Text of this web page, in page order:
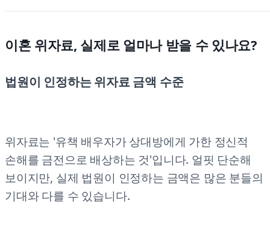
이혼 위자료, 실제로 얼마나 받을 수 있나요?
법원이 인정하는 위자료 금액 수준
위자료는 '유책 배우자가 상대방에게 가한 정신적
손해를 금전으로 배상하는 것'입니다. 얼핏 단순해
보이지만, 실제 법원이 인정하는 금액은 많은 분들의
기대와 다를 수 있습니다.